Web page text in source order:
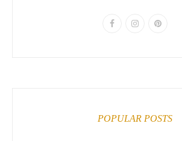
POPULAR POSTS